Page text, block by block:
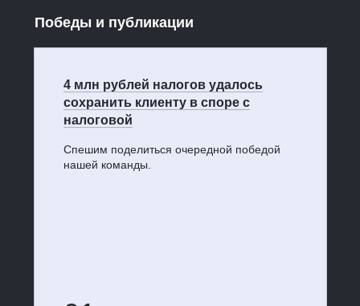
Победы и публикации
4 млн рублей налогов удалось
сохранить клиенту в споре с
налоговой
Спешим поделиться очередной победой
нашей команды.